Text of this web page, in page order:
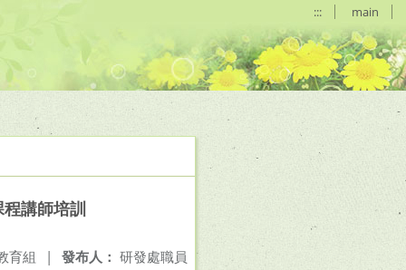
::: main
講師培訓
發布人： 研發處職員
育組 |